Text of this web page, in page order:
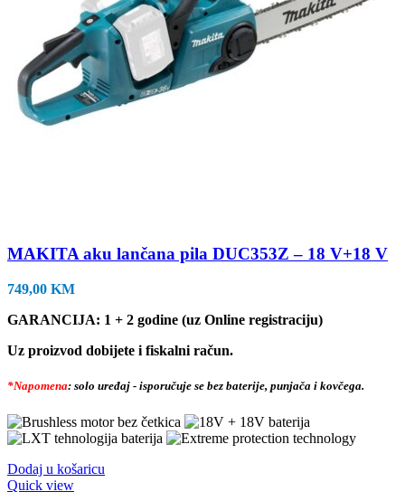
MAKITA aku lančana pila DUC353Z – 18 V+18 V
749,00 KM
GARANCIJA: 1 + 2 godine (uz Online registraciju)
Uz proizvod dobijete i fiskalni račun.
*Napomena: solo uređaj - isporučuje se bez baterije, punjača i kovčega.
Dodaj u košaricu
Quick view